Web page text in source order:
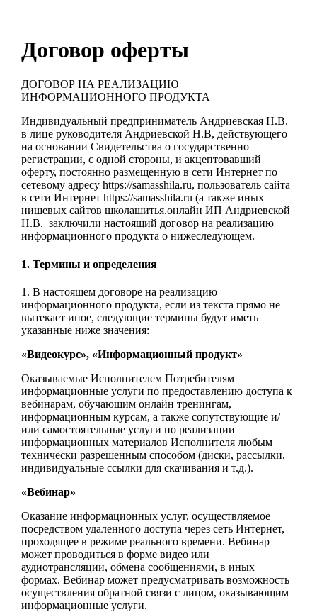
Договор оферты
ДОГОВОР НА РЕАЛИЗАЦИЮ
ИНФОРМАЦИОННОГО ПРОДУКТА
Индивидуальный предприниматель Андриевская Н.В.
в лице руководителя Андриевской Н.В, действующего
на основании Свидетельства о государственно
регистрации, с одной стороны, и акцептовавший
оферту, постоянно размещенную в сети Интернет по
сетевому адресу https://samasshila.ru, пользователь сайта
в сети Интернет https://samasshila.ru (а также иных
нишевых сайтов школашитья.онлайн ИП Андриевской
Н.В. заключили настоящий договор на реализацию
информационного продукта о нижеследующем.
1. Термины и определения
1. В настоящем договоре на реализацию
информационного продукта, если из текста прямо не
вытекает иное, следующие термины будут иметь
указанные ниже значения:
«Видеокурс», «Информационный продукт»
Оказываемые Исполнителем Потребителям
информационные услуги по предоставлению доступа к
вебинарам, обучающим онлайн тренингам,
информационным курсам, а также сопутствующие и/
или самостоятельные услуги по реализации
информационных материалов Исполнителя любым
технически разрешенным способом (диски, рассылки,
индивидуальные ссылки для скачивания и т.д.).
«Вебинар»
Оказание информационных услуг, осуществляемое
посредством удаленного доступа через сеть Интернет,
проходящее в режиме реального времени. Вебинар
может проводиться в форме видео или
аудиотрансляции, обмена сообщениями, в иных
формах. Вебинар может предусматривать возможность
осуществления обратной связи с лицом, оказывающим
информационные услуги.